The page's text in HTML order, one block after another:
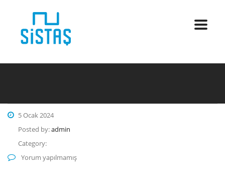
5 Ocak 2024
Posted by:admin
Category:
Yorum yapılmamış